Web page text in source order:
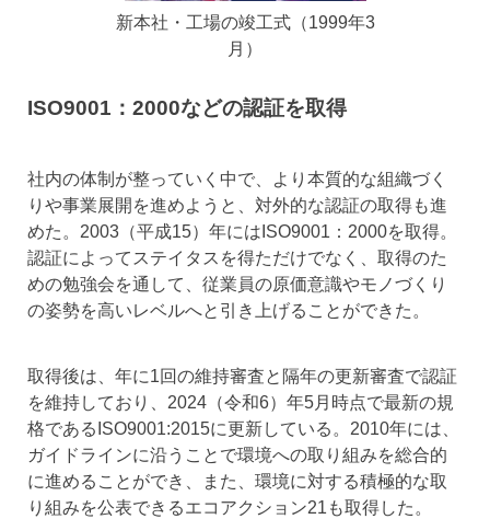
新本社・工場の竣工式（1999年3
月）
ISO9001：2000などの認証を取得
社内の体制が整っていく中で、より本質的な組織づく
りや事業展開を進めようと、対外的な認証の取得も進
めた。2003（平成15）年にはISO9001：2000を取得。
認証によってステイタスを得ただけでなく、取得のた
めの勉強会を通して、従業員の原価意識やモノづくり
の姿勢を高いレベルへと引き上げることができた。
取得後は、年に1回の維持審査と隔年の更新審査で認証
を維持しており、2024（令和6）年5月時点で最新の規
格であるISO9001:2015に更新している。2010年には、
ガイドラインに沿うことで環境への取り組みを総合的
に進めることができ、また、環境に対する積極的な取
り組みを公表できるエコアクション21も取得した。